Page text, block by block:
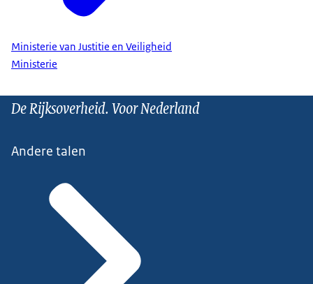
Ministerie van Justitie en Veiligheid
Ministerie
De Rijksoverheid. Voor Nederland
Andere talen